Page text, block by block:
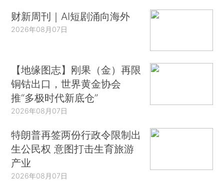
财新周刊｜AI短剧涌向海外
2026年08月07日
【地缘图志】刚果（金）再限
铜钴出口，世界黄金协会
推“多极时代新底仓”
2026年08月07日
特朗普再签两份行政令限制出
生公民权 意图打击生育旅游
产业
2026年08月07日